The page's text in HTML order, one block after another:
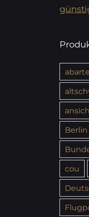
Berlin
cou